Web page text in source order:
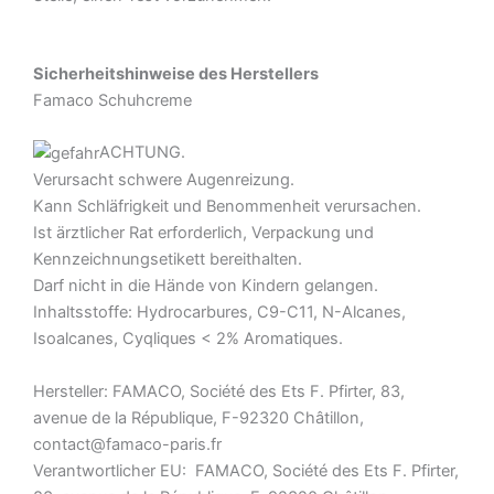
Sicherheitshinweise des Herstellers
Famaco Schuhcreme
ACHTUNG.
Verursacht schwere Augenreizung.
Kann Schläfrigkeit und Benommenheit verursachen.
Ist ärztlicher Rat erforderlich, Verpackung und
Kennzeichnungsetikett bereithalten.
Darf nicht in die Hände von Kindern gelangen.
Inhaltsstoffe: Hydrocarbures, C9-C11, N-Alcanes,
Isoalcanes, Cyqliques < 2% Aromatiques.
Hersteller: FAMACO, Société des Ets F. Pfirter, 83,
avenue de la République, F-92320 Châtillon,
contact@famaco-paris.fr
Verantwortlicher EU: FAMACO, Société des Ets F. Pfirter,